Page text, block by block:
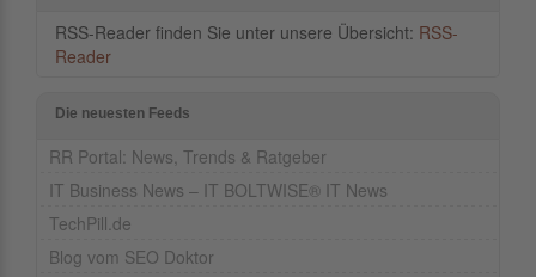
RSS-Reader finden Sie unter unsere Übersicht: RSS-
Reader
Die neuesten Feeds
RR Portal: News, Trends & Ratgeber
IT Business News – IT BOLTWISE® IT News
TechPill.de
Blog vom SEO Doktor